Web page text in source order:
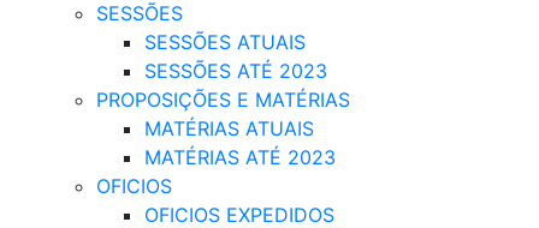
SESSÕES
SESSÕES ATUAIS
SESSÕES ATÉ 2023
PROPOSIÇÕES E MATÉRIAS
MATÉRIAS ATUAIS
MATÉRIAS ATÉ 2023
OFICIOS
OFICIOS EXPEDIDOS